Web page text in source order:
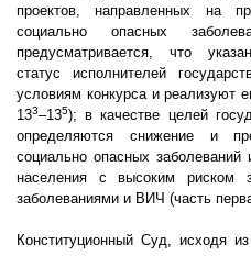
проектов, направленных на
социально опасных
предусматривается, что
статус исполнителей
условиям конкурса и реализуют
133–135); в качестве целей
определяются снижение и
социально опасных
населения с высоким риском
заболеваниями и ВИЧ (часть
Конституционный Суд, исходя